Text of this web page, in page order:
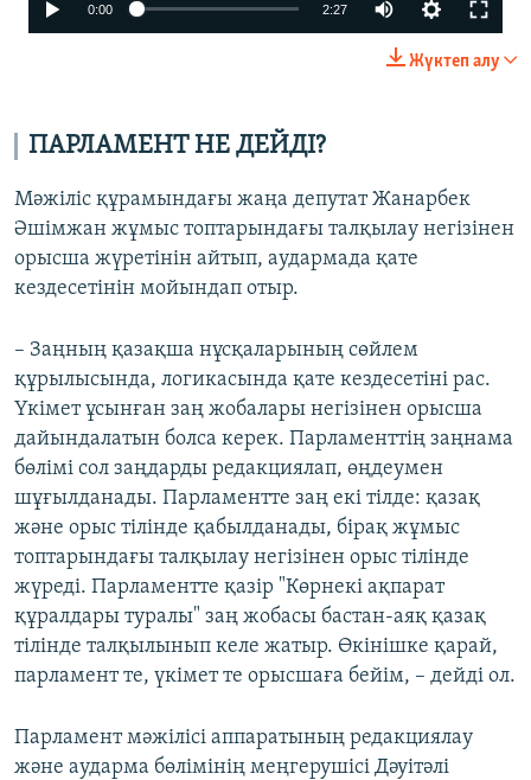
Auto 240p
0:00 2:27
240p
Жүктеп алу
ПАРЛАМЕНТ НЕ ДЕЙДІ?
Мәжіліс құрамындағы жаңа депутат Жанарбек
Әшімжан жұмыс топтарындағы талқылау негізінен
орысша жүретінін айтып, аудармада қате
кездесетінін мойындап отыр.
– Заңның қазақша нұсқаларының сөйлем
құрылысында, логикасында қате кездесетіні рас.
Үкімет ұсынған заң жобалары негізінен орысша
дайындалатын болса керек. Парламенттің заңнама
бөлімі сол заңдарды редакциялап, өңдеумен
шұғылданады. Парламентте заң екі тілде: қазақ
және орыс тілінде қабылданады, бірақ жұмыс
топтарындағы талқылау негізінен орыс тілінде
жүреді. Парламентте қазір "Көрнекі ақпарат
құралдары туралы" заң жобасы бастан-аяқ қазақ
тілінде талқылынып келе жатыр. Өкінішке қарай,
парламент те, үкімет те орысшаға бейім, – дейді ол.
Парламент мәжілісі аппаратының редакциялау
және аударма бөлімінің меңгерушісі Дәуітәлі